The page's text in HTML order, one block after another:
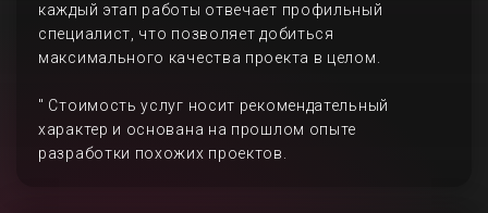
каждый этап работы отвечает профильный
специалист, что позволяет добиться
максимального качества проекта в целом.
" Стоимость услуг носит рекомендательный
характер и основана на прошлом опыте
разработки похожих проектов.